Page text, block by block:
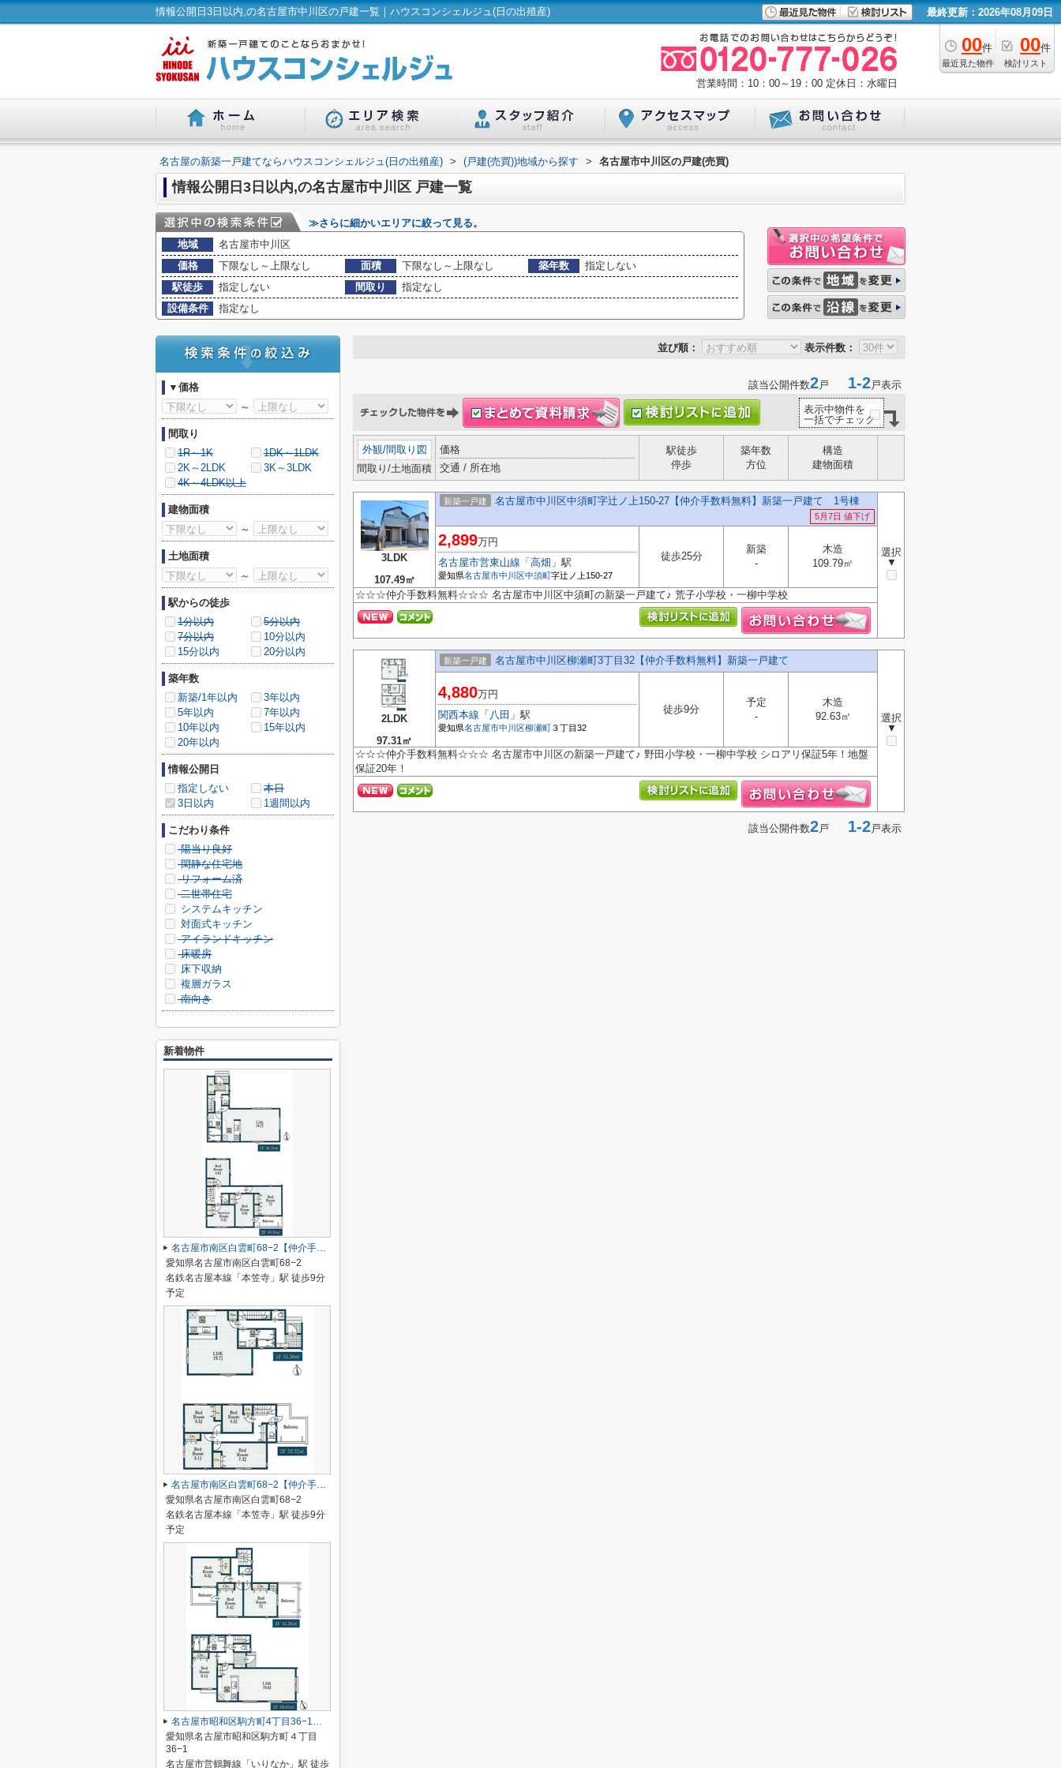
情報公開日3日以内,の名古屋市中川区の戸建一覧｜ハウスコンシェルジュ(日の出殖産) 最終更新：2026年08月09日
00件
最近見た物件
00件
検討リスト
営業時間：10：00～19：00 定休日：水曜日
名古屋の新築一戸建てならハウスコンシェルジュ(日の出殖産) > (戸建(売買))地域から探す > 名古屋市中川区の戸建(売買)
情報公開日3日以内,の名古屋市中川区 戸建一覧
≫さらに細かいエリアに絞って見る。
地域
名古屋市中川区
価格
下限なし～上限なし 面積 下限なし～上限なし 築年数
指定しない
駅徒歩
指定しない 間取り
指定なし
設備条件
指定なし
並び順： 表示件数：
該当公開件数2戸 1-2戸表示
表示中物件を
一括でチェック
外観/間取り図
間取り/土地面積
価格
交通 / 所在地
駅徒歩
停歩
築年数
方位
構造
建物面積
3LDK
107.49㎡
新築一戸建 名古屋市中川区中須町字辻ノ上150-27【仲介手数料無料】新築一戸建て 1号棟
5月7日 値下げ
選択
▼
2,899万円
名古屋市営東山線 「 高畑 」駅
愛知県名古屋市中川区中須町字辻ノ上150-27
徒歩25分
新築
-
木造
109.79㎡
☆☆☆仲介手数料無料☆☆☆ 名古屋市中川区中須町の新築一戸建て♪ 荒子小学校・一柳中学校
2LDK
97.31㎡
新築一戸建 名古屋市中川区柳瀬町3丁目32【仲介手数料無料】新築一戸建て
選択
▼
4,880万円
関西本線 「 八田 」駅
愛知県名古屋市中川区柳瀬町３丁目32
徒歩9分
予定
-
木造
92.63㎡
☆☆☆仲介手数料無料☆☆☆ 名古屋市中川区の新築一戸建て♪ 野田小学校・一柳中学校 シロアリ保証5年！地盤
保証20年！
該当公開件数2戸 1-2戸表示
▼価格
～
間取り
1R～1K
1DK～1LDK
2K～2LDK
3K～3LDK
4K～4LDK以上
建物面積
～
土地面積
～
駅からの徒歩
1分以内
5分以内
7分以内
10分以内
15分以内
20分以内
築年数
新築/1年以内
3年以内
5年以内
7年以内
10年以内
15年以内
20年以内
情報公開日
指定しない
本日
3日以内
1週間以内
こだわり条件
陽当り良好
閑静な住宅地
リフォーム済
二世帯住宅
システムキッチン
対面式キッチン
アイランドキッチン
床暖房
床下収納
複層ガラス
南向き
新着物件
名古屋市南区白雲町68−2【仲介手数料無料】新築一戸建て 2号棟
愛知県名古屋市南区白雲町68−2
名鉄名古屋本線「本笠寺」駅 徒歩9分
予定
名古屋市南区白雲町68−2【仲介手数料無料】新築一戸建て 1号棟
愛知県名古屋市南区白雲町68−2
名鉄名古屋本線「本笠寺」駅 徒歩9分
予定
名古屋市昭和区駒方町4丁目36−1【仲介手数料無料】新築一戸建て
愛知県名古屋市昭和区駒方町４丁目
36−1
名古屋市営鶴舞線「いりなか」駅 徒歩